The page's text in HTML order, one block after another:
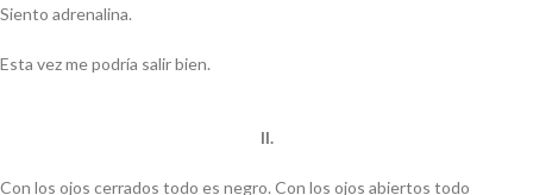
Siento adrenalina.
Esta vez me podría salir bien.
II.
Con los ojos cerrados todo es negro. Con los ojos abiertos todo